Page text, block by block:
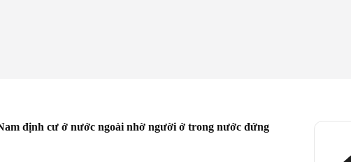
định cư ở nước ngoài nhờ người ở trong nước đứng